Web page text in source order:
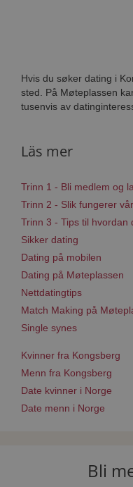
Hvis du søker dating i
sted. På Møteplassen
tusenvis av
Läs mer
Trinn 1 - Bli medlem og
Trinn 2 - Slik fungerer
Trinn 3 - Tips til hvordan
Sikker dating
Dating på mobilen
Dating på Møteplassen
Nettdatingtips
Match Making på
Single synes
Kvinner fra Kongsberg
Menn fra Kongsberg
Date kvinner i Norge
Date menn i Norge
Bli